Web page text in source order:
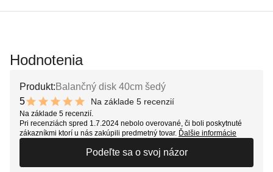
Hodnotenia
Produkt: Balančný disk 40cm šedý
5
10 out of 10 stars
Na základe 5 recenzií
Na základe 5 recenzií.
Pri recenziách spred 1.7.2024 nebolo overované, či boli poskytnuté
zákazníkmi ktorí u nás zakúpili predmetný tovar. Ďalšie informácie
Podeľte sa o svoj názor